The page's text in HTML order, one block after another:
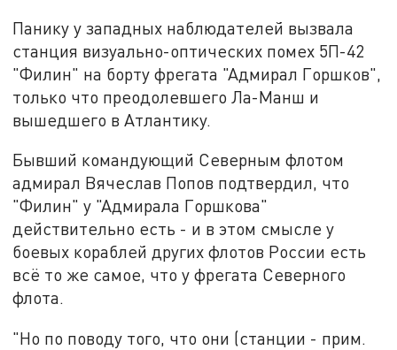
Панику у западных наблюдателей вызвала
станция визуально-оптических помех 5П-42
"Филин" на борту фрегата "Адмирал Горшков",
только что преодолевшего Ла-Манш и
вышедшего в Атлантику.
Бывший командующий Северным флотом
адмирал Вячеслав Попов подтвердил, что
"Филин" у "Адмирала Горшкова"
действительно есть - и в этом смысле у
боевых кораблей других флотов России есть
всё то же самое, что у фрегата Северного
флота.
"Но по поводу того, что они (станции - прим.